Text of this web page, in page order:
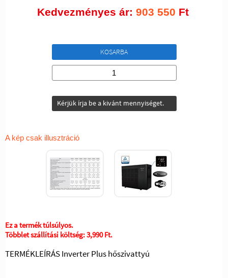
Kedvezményes ár: 903 550 Ft
KOSARBA
Kérjük írja be a kivánt mennyiséget.
A kép csak illusztráció
Ez a termék túlsúlyos.
Többlet szállítási költség:3,990 Ft.
TERMÉKLEÍRÁS Inverter Plus hőszivattyú